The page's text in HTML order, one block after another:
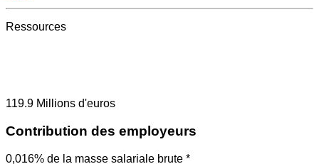
Ressources
119.9 Millions d'euros
Contribution des employeurs
0,016% de la masse salariale brute *